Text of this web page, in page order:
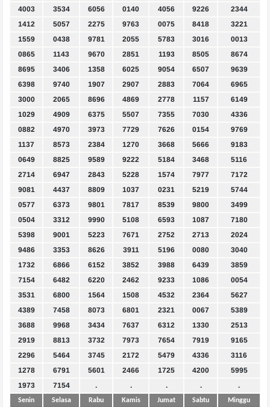
4003 3534 6056 0140 4056 9226
2344
1412
5057 2275 9763 0075 8418
3221
1559
0438 9781 2055 5783 3016
0013
0865
1143 9670 2851 1193 8505
8674
8695
3406 1358 6025 9054 6507
9639
6398
9740 1907 2907 2883 7064
6965
3000
2065 8696 4869 2778 1157
6149
1029
4909 6375 5507 7355 7030
4336
0882
4970 3973 7729 7626 0154
9769
1137
8573 2384 1270 3668 5666
9183
0649
8825 9589 9222 5184 3468
5116
2714
6947 2843 5228 1574 7977
7172
9081
4437 8809 1037 0231 5219
5744
0577
6373 9801 7817 8539 9800
3499
0504
3312 9990 5108 6593 1087
7180
5398
9001 5223 7671 2752 2713
2024
9486
3353 8626 3911 5196 0080
3040
1732
6866 6152 3852 3988 6439
3859
7154
6482 6220 2462 9233 1086
0054
3531
6800 1564 1508 4532 2364
5627
4389
7458 8073 6801 2321 0067
5389
3688
9968 3434 7637 6312 1330
2513
2919
8813 3732 7973 7654 7919
9165
2296
5464 3745 2172 5479 4336
3116
1278
6791 5601 2466 1725 4200
5995
1973
7154 . . . . .
Senin Selasa Rabu Kamis Jumat Sabtu Minggu